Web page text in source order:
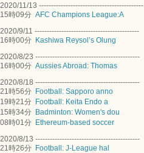
2020/11/13 -------------------------------------------
15時09分 AFC Champions League:A
2020/9/11 -------------------------------------------
16時00分 Kashiwa Reysol’s Olung
2020/8/23 -------------------------------------------
16時00分 Aussies Abroad: Thomas
2020/8/18 -------------------------------------------
21時56分 Football: Sapporo anno
19時21分 Football: Keita Endo a
15時34分 Badminton: Women's dou
08時01分 Ethereum-based soccer
2020/8/13 -------------------------------------------
21時26分 Football: J-League hal